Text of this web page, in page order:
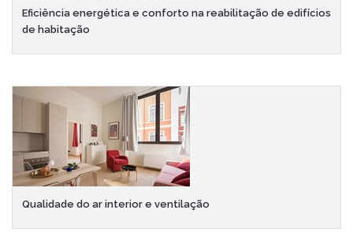
Eficiência energética e conforto na reabilitação de edifícios
de habitação
Qualidade do ar interior e ventilação